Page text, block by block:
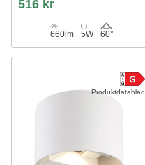
516 kr
660lm 5W 60°
Produktdatablad